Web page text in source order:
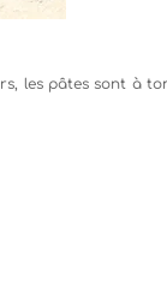
les pâtes sont à